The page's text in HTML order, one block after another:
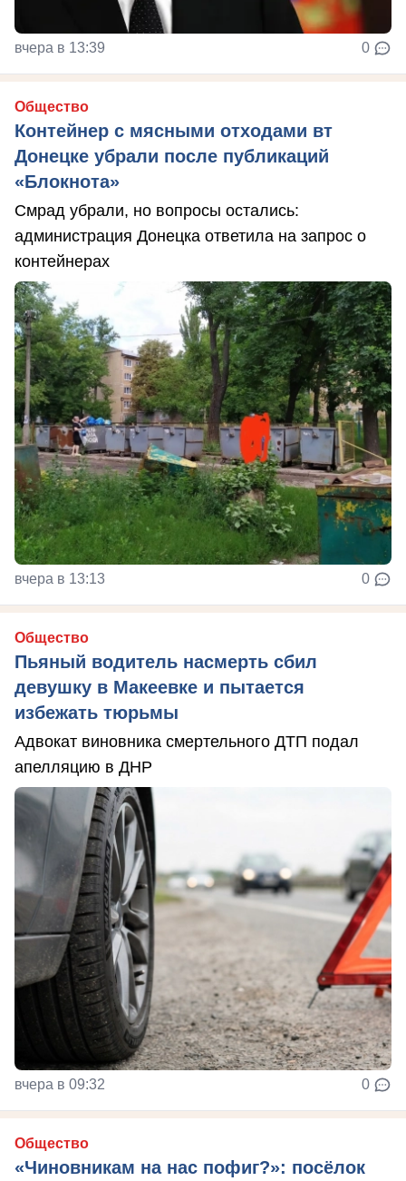
вчера в 13:39 0
Общество
Контейнер с мясными отходами вт
Донецке убрали после публикаций
«Блокнота»
Смрад убрали, но вопросы остались:
администрация Донецка ответила на запрос о
контейнерах
вчера в 13:13 0
Общество
Пьяный водитель насмерть сбил
девушку в Макеевке и пытается
избежать тюрьмы
Адвокат виновника смертельного ДТП подал
апелляцию в ДНР
вчера в 09:32 0
Общество
«Чиновникам на нас пофиг?»: посёлок